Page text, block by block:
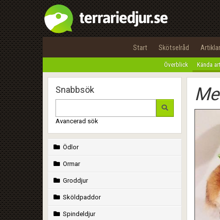
Start Skötselråd Artiklar
Överblick Kända
Snabbsök
Avancerad sök
Ödlor
Ormar
Groddjur
Sköldpaddor
Spindeldjur